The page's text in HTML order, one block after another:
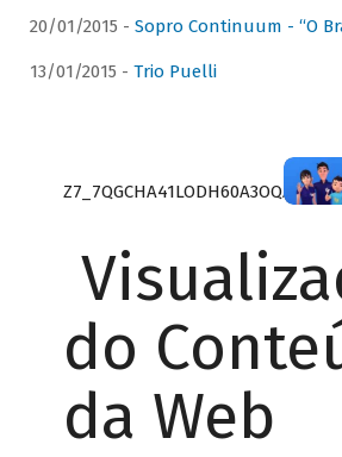
20/01/2015 - Sopro Continuum - “O
13/01/2015 - Trio Puelli
do
da Web